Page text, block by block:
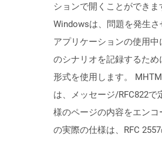
ションで開くことができ
Windowsは、問題を発生
アプリケーションの使用
のシナリオを記録するた
形式を使用します。
は、メッセージ/RFC822で
様のページの内容をエン
の実際の仕様は、RFC 2557